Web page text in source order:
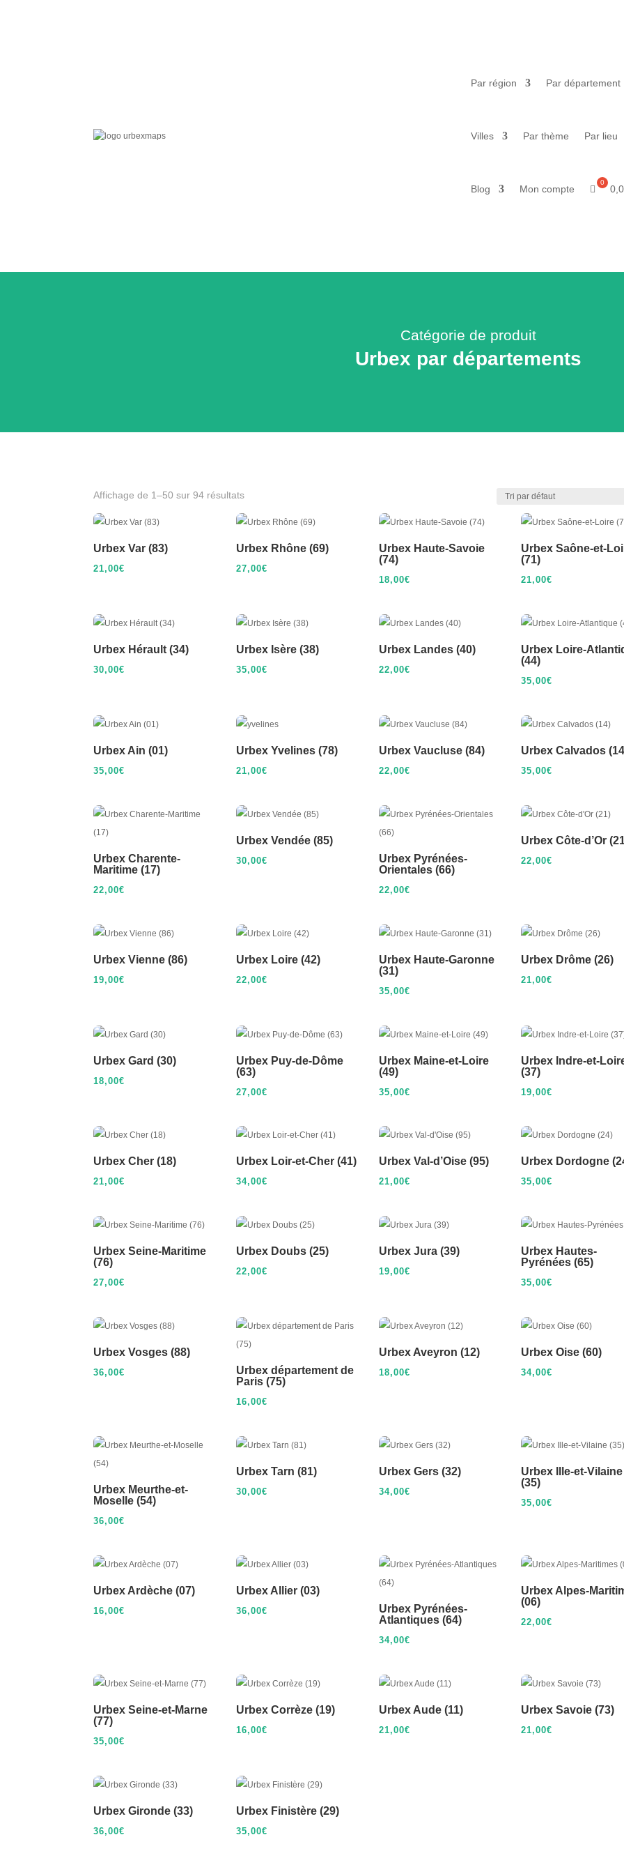
Par région Par département
Villes Par thème Par lieu
Blog Mon compte
Catégorie de produit
Urbex par départements
Affichage de 1–50 sur 94 résultats
Urbex Var (83)
21,00€
Urbex Rhône (69)
27,00€
Urbex Haute-Savoie
(74)
18,00€
Urbex Saône-et-
(71)
21,00€
Urbex Hérault (34)
30,00€
Urbex Isère (38)
35,00€
Urbex Landes (40)
22,00€
Urbex Loire-
(44)
35,00€
Urbex Ain (01)
35,00€
Urbex Yvelines (78)
21,00€
Urbex Vaucluse (84)
22,00€
Urbex Calvados
35,00€
Urbex Charente-
Maritime (17)
22,00€
Urbex Vendée (85)
30,00€
Urbex Pyrénées-
Orientales (66)
22,00€
Urbex Côte-d’Or
22,00€
Urbex Vienne (86)
19,00€
Urbex Loire (42)
22,00€
Urbex Haute-Garonne
(31)
35,00€
Urbex Drôme (26)
21,00€
Urbex Gard (30)
18,00€
Urbex Puy-de-Dôme
(63)
27,00€
Urbex Maine-et-Loire
(49)
35,00€
Urbex Indre-et-
(37)
19,00€
Urbex Cher (18)
21,00€
Urbex Loir-et-Cher (41)
34,00€
Urbex Val-d’Oise (95)
21,00€
Urbex Dordogne
35,00€
Urbex Seine-Maritime
(76)
27,00€
Urbex Doubs (25)
22,00€
Urbex Jura (39)
19,00€
Urbex Hautes-
Pyrénées (65)
35,00€
Urbex Vosges (88)
36,00€
Urbex département de
Paris (75)
16,00€
Urbex Aveyron (12)
18,00€
Urbex Oise (60)
34,00€
Urbex Meurthe-et-
Moselle (54)
36,00€
Urbex Tarn (81)
30,00€
Urbex Gers (32)
34,00€
Urbex Ille-et-Vilaine
(35)
35,00€
Urbex Ardèche (07)
16,00€
Urbex Allier (03)
36,00€
Urbex Pyrénées-
Atlantiques (64)
34,00€
Urbex Alpes-
(06)
22,00€
Urbex Seine-et-Marne
(77)
35,00€
Urbex Corrèze (19)
16,00€
Urbex Aude (11)
21,00€
Urbex Savoie (73)
21,00€
Urbex Gironde (33)
36,00€
Urbex Finistère (29)
35,00€